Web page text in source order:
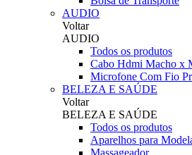
AUDIO
Voltar
AUDIO
Todos os produtos
Cabo Hdmi Macho x
Microfone Com Fio
BELEZA E SAÚDE
Voltar
BELEZA E SAÚDE
Todos os produtos
Aparelhos para
Massageador